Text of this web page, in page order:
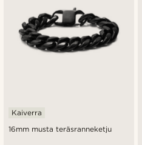
16mm musta teräsranneketju
Kaiverra